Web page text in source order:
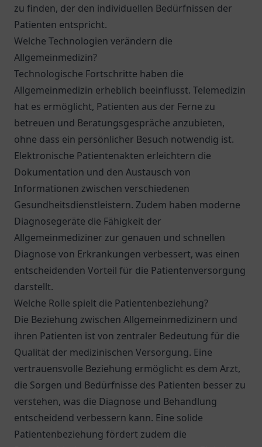
zu finden, der den individuellen Bedürfnissen der
Patienten entspricht.
Welche Technologien verändern die
Allgemeinmedizin?
Technologische Fortschritte haben die
Allgemeinmedizin erheblich beeinflusst. Telemedizin
hat es ermöglicht, Patienten aus der Ferne zu
betreuen und Beratungsgespräche anzubieten,
ohne dass ein persönlicher Besuch notwendig ist.
Elektronische Patientenakten erleichtern die
Dokumentation und den Austausch von
Informationen zwischen verschiedenen
Gesundheitsdienstleistern. Zudem haben moderne
Diagnosegeräte die Fähigkeit der
Allgemeinmediziner zur genauen und schnellen
Diagnose von Erkrankungen verbessert, was einen
entscheidenden Vorteil für die Patientenversorgung
darstellt.
Welche Rolle spielt die Patientenbeziehung?
Die Beziehung zwischen Allgemeinmedizinern und
ihren Patienten ist von zentraler Bedeutung für die
Qualität der medizinischen Versorgung. Eine
vertrauensvolle Beziehung ermöglicht es dem Arzt,
die Sorgen und Bedürfnisse des Patienten besser zu
verstehen, was die Diagnose und Behandlung
entscheidend verbessern kann. Eine solide
Patientenbeziehung fördert zudem die